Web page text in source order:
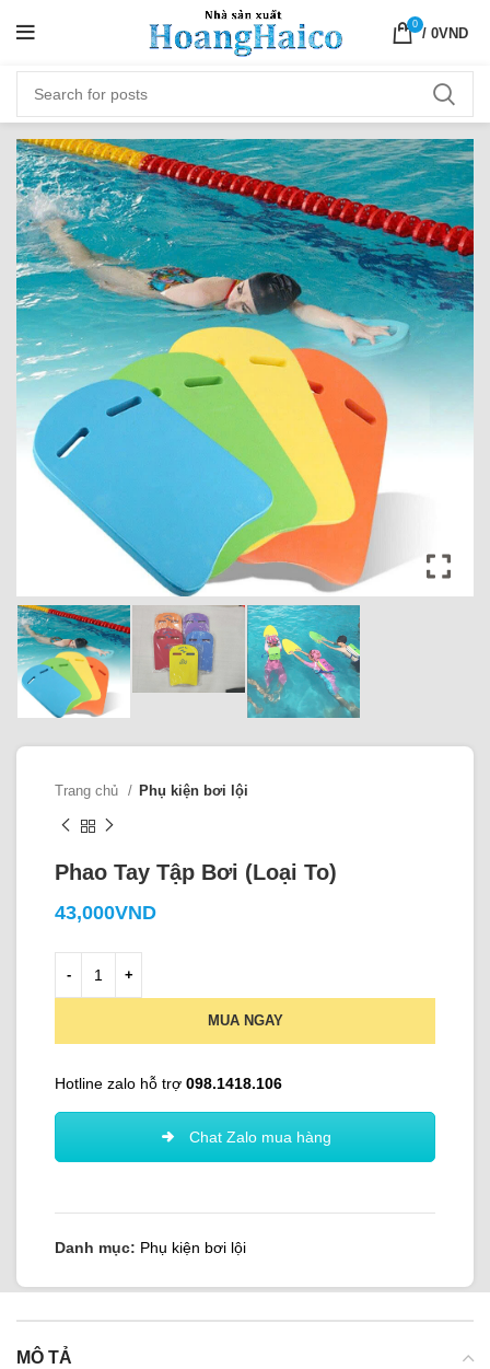
0
/ 0VND
Trang chủ Phụ kiện bơi lội
Phao Tay Tập Bơi (Loại To)
43,000VND
MUA NGAY
Hotline zalo hỗ trợ 098.1418.106
Chat Zalo mua hàng
Danh mục: Phụ kiện bơi lội
MÔ TẢ